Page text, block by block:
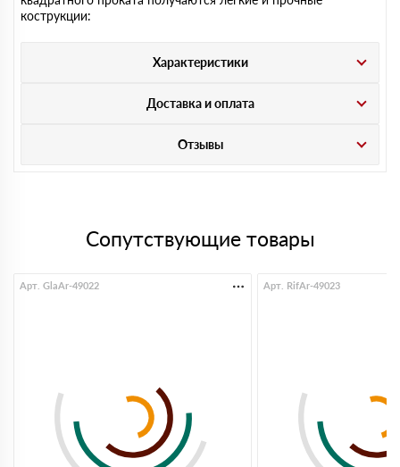
кострукции:
Характеристики
Доставка и оплата
Отзывы
Сопутствующие товары
Арт. GlaAr-49022 Арт. RifAr-49023